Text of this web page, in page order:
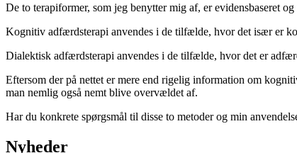
De to terapiformer, som jeg benytter mig af, er evidensbaseret
Kognitiv adfærdsterapi anvendes i de tilfælde, hvor det især er
Dialektisk adfærdsterapi anvendes i de tilfælde, hvor det er
Eftersom der på nettet er mere end rigelig information om
man nemlig også nemt blive overvældet af.
Har du konkrete spørgsmål til disse to metoder og min
Nyheder